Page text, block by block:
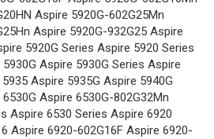
Aspire 5920G-602G25Mn
Aspire 5920G-932G25 Aspire
5920G Series Aspire 5920 Series
Aspire 5930G Series Aspire
Aspire 5935G Aspire 5940G
Aspire 6530G-802G32Mn
Aspire 6530 Series Aspire 6920
Aspire 6920-602G16F Aspire 6920-